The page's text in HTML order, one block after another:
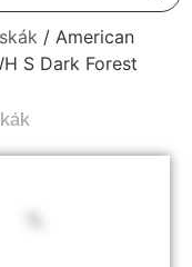
/ American
S Dark Forest